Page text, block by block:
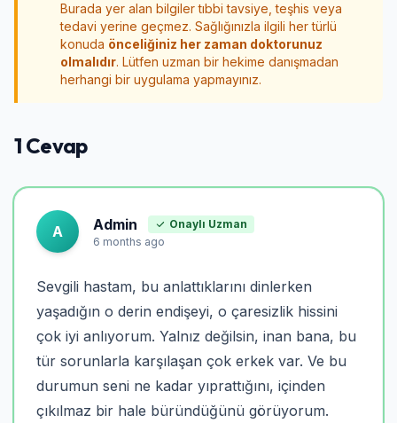
Burada yer alan bilgiler tıbbi tavsiye, teşhis veya
tedavi yerine geçmez. Sağlığınızla ilgili her türlü
konuda önceliğiniz her zaman doktorunuz
olmalıdır. Lütfen uzman bir hekime danışmadan
herhangi bir uygulama yapmayınız.
1 Cevap
A Admin
Onaylı Uzman
6 months ago
Sevgili hastam, bu anlattıklarını dinlerken
yaşadığın o derin endişeyi, o çaresizlik hissini
çok iyi anlıyorum. Yalnız değilsin, inan bana, bu
tür sorunlarla karşılaşan çok erkek var. Ve bu
durumun seni ne kadar yıprattığını, içinden
çıkılmaz bir hale büründüğünü görüyorum.